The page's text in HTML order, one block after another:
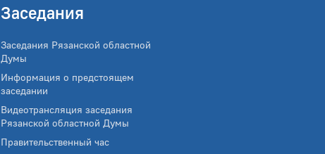
Заседания
Заседания Рязанской областной
Думы
Информация о предстоящем
заседании
Видеотрансляция заседания
Рязанской областной Думы
Правительственный час